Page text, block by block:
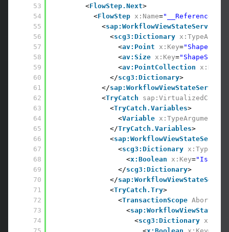
53
54
55
56
57
58
59
60
61
62
63
64
65
66
67
68
69
70
71
72
73
74
<FlowStep.Next>
<FlowStep x:Name="__ReferenceID2"
<
<scg3:Dictionary
<av:Point x:Key=
<av:Size x:Key="ShapeSize"
<av:PointCollection x:Key
</scg3:Dictionary>
</
<TryCatch
<TryCatch.Variables>
<Variable x:TypeArguments
</TryCatch.Variables>
<
<scg3:Dictionary
<x:Boolean x:Key=
</scg3:Dictionary>
</
<TryCatch.Try>
<TransactionScope
<
<scg3:Dictionary